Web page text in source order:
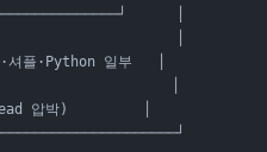
│
플·Python 일부   │
│
압박)         │